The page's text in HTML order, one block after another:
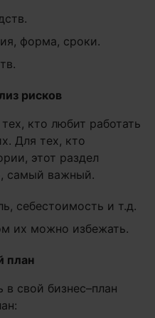
форма, сроки.
рисков
кто любит работать
Для тех, кто
этот раздел
самый важный.
себестоимость и т.д.
их можно избежать.
план
свой бизнес–план